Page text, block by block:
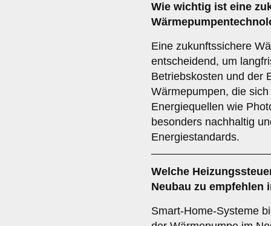
Wie wichtig ist eine
Eine zukunftssichere
entscheidend, um
Betriebskosten und der
Wärmepumpen, die
Energiequellen wie
besonders nachhaltig
Energiestandards.
Welche
Neubau zu empfehlen
Smart-Home-Systeme